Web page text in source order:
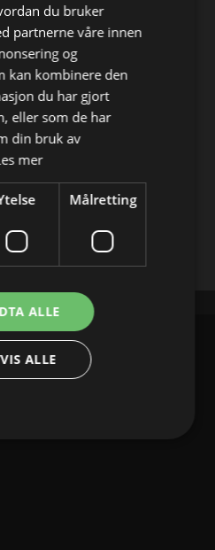
Brown til villmarken i
som lever i utkanten
av hverandre for å
X
du bruker
partnerne våre innen
og
kan kombinere den
du har gjort
eller som de har
din bruk av
mer
Målretting
ALLE
ALLE